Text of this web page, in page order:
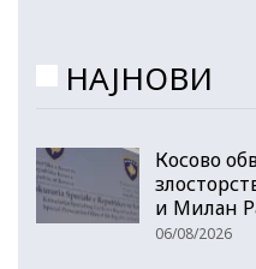
НАЈНОВИ
Косово
и Милан
06/08/2026